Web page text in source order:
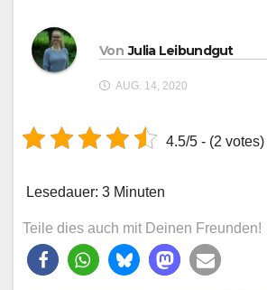
Von Julia Leibundgut
AUG. 14, 2020
4.5/5 - (2 votes)
Lesedauer: 3 Minuten
Teile dies auch mit Deinen Freunden!